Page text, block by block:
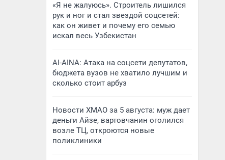
«Я не жалуюсь». Строитель лишился
рук и ног и стал звездой соцсетей:
как он живет и почему его семью
искал весь Узбекистан
AI-AINA: Атака на соцсети депутатов,
бюджета вузов не хватило лучшим и
сколько стоит арбуз
Новости ХМАО за 5 августа: муж дает
деньги Айзе, вартовчанин оголился
возле ТЦ, откроются новые
поликлиники